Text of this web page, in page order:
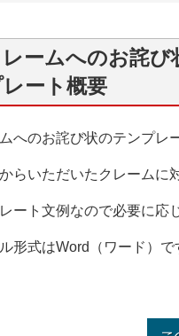
レームへのお詫
ート概要
へのお詫び状のテンプレ
らいただいたクレームに
ート文例なので必要に応
形式はWord（ワード）で